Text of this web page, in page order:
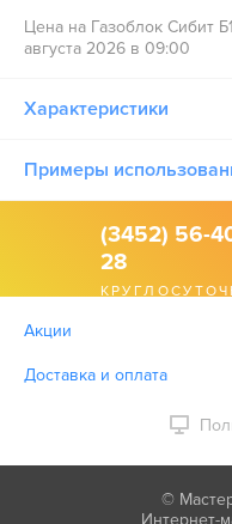
Цена на Газоблок Сибит
августа 2026 в 09:00
Характеристики
Примеры
(3452) 56-
28
Акции
Доставка и оплата
©
Интернет-